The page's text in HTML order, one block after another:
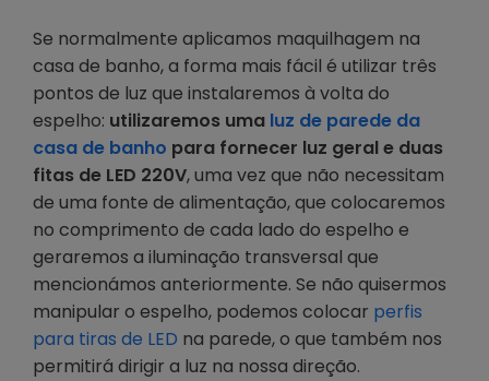
Se normalmente aplicamos maquilhagem na
casa de banho, a forma mais fácil é utilizar três
pontos de luz que instalaremos à volta do
espelho: utilizaremos uma luz de parede da
casa de banho para fornecer luz geral e duas
fitas de LED 220V, uma vez que não necessitam
de uma fonte de alimentação, que colocaremos
no comprimento de cada lado do espelho e
geraremos a iluminação transversal que
mencionámos anteriormente. Se não quisermos
manipular o espelho, podemos colocar perfis
para tiras de LED na parede, o que também nos
permitirá dirigir a luz na nossa direção.